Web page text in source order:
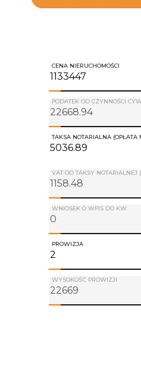
CENA NIERUCHOMOŚCI
PODATEK OD CZYNNOŚCI
TAKSA NOTARIALNA (OPŁATA
VAT OD TAKSY NOTARIALNEJ
WNIOSEK O WPIS DO KW
PROWIZJA
WYSOKOŚĆ PROWIZJI